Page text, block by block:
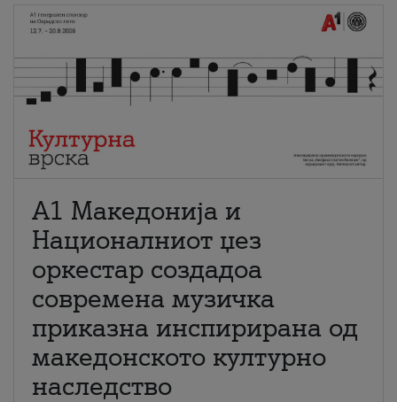
А1 Македонија и
Националниот џез
оркестар создадоа
современа музичка
приказна инспирирана од
македонското културно
наследство